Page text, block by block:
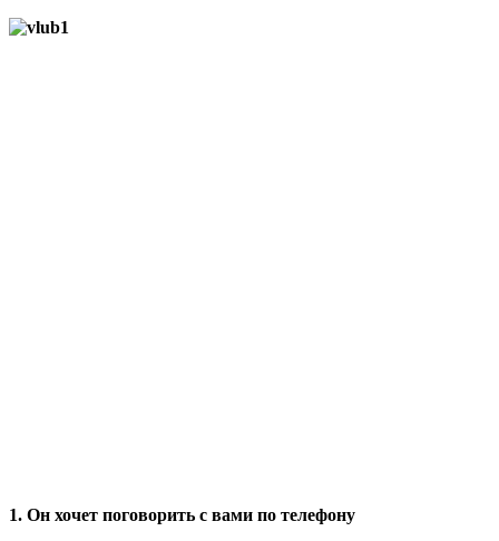
1. Он хочет поговорить с вами по телефону